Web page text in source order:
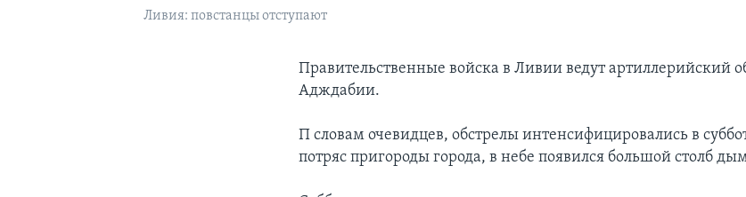
Ливия: повстанцы отступают
Правительственные войска в Ливии ведут артиллерийский
Адждабии.
П словам очевидцев, обстрелы интенсифицировались в
потряс пригороды города, в небе появился большой столб